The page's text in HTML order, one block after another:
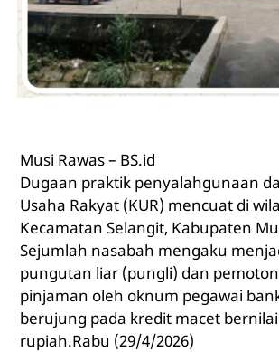
Musi Rawas – BS.id
Dugaan praktik penyalahgunaan
Usaha Rakyat (KUR) mencuat di
Kecamatan Selangit, Kabupaten
Sejumlah nasabah mengaku
pungutan liar (pungli) dan
pinjaman oleh oknum pegawai
berujung pada kredit macet
rupiah.Rabu (29/4/2026)